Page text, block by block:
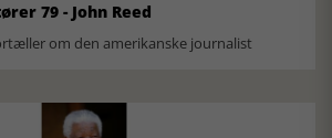
79 - John Reed
om den amerikanske journalist